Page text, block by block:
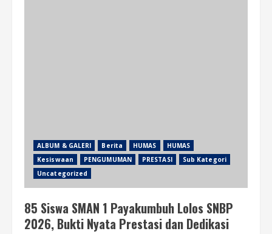
ALBUM & GALERI Berita HUMAS
HUMAS
Kesiswaan
PENGUMUMAN PRESTASI
Sub Kategori
Uncategorized
85 Siswa SMAN 1 Payakumbuh Lolos SNBP
2026, Bukti Nyata Prestasi dan Dedikasi